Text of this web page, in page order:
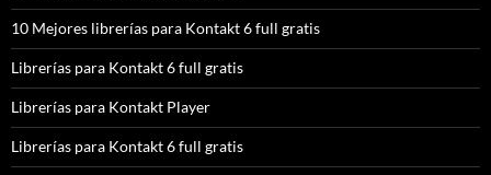
10 Mejores librerías para Kontakt 6 full gratis
Librerías para Kontakt 6 full gratis
Librerías para Kontakt Player
Librerías para Kontakt 6 full gratis